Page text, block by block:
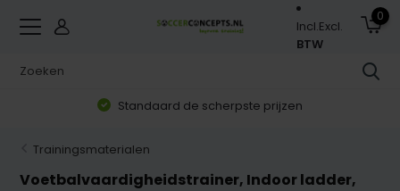
Incl.Excl.
BTW
0
Zorgvuldig geselecteerd assortiment
Trainingsmaterialen
Voetbalvaardigheidstrainer, Indoor ladder,